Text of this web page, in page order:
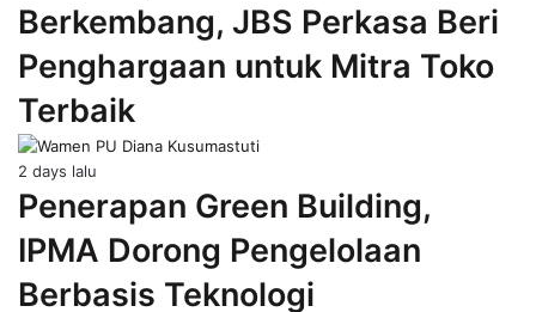
Berkembang, JBS Perkasa Beri
Penghargaan untuk Mitra Toko
Terbaik
2 days lalu
Penerapan Green Building,
IPMA Dorong Pengelolaan
Berbasis Teknologi